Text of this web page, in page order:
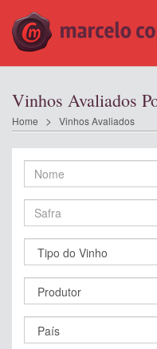
Vinhos Avaliados
Home Vinhos Avaliados